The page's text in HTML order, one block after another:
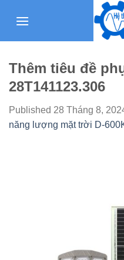
Thêm tiêu đề
28T141123.306
Published 28 Tháng 8,
năng lượng mặt trời D-